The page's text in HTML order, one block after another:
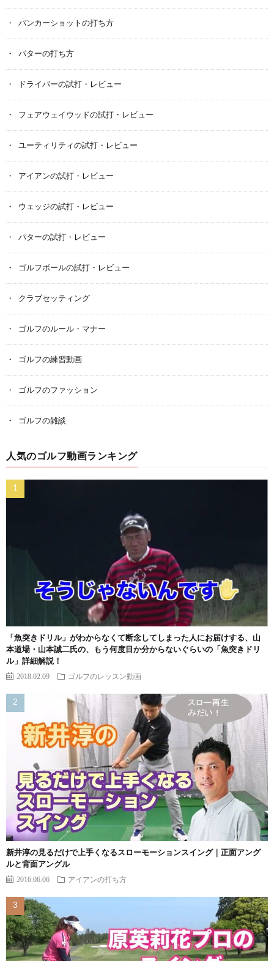
バンカーショットの打ち方
パターの打ち方
ドライバーの試打・レビュー
フェアウェイウッドの試打・レビュー
ユーティリティの試打・レビュー
アイアンの試打・レビュー
ウェッジの試打・レビュー
パターの試打・レビュー
ゴルフボールの試打・レビュー
クラブセッティング
ゴルフのルール・マナー
ゴルフの練習動画
ゴルフのファッション
ゴルフの雑談
人気のゴルフ動画ランキング
「魚突きドリル」がわからなくて断念してしまった人にお届けする、山
本道場・山本誠二氏の、もう何度目か分からないぐらいの「魚突きドリ
ル」詳細解説！
2018.02.09 ゴルフのレッスン動画
新井淳の見るだけで上手くなるスローモーションスイング｜正面アング
ルと背面アングル
2016.06.06 アイアンの打ち方